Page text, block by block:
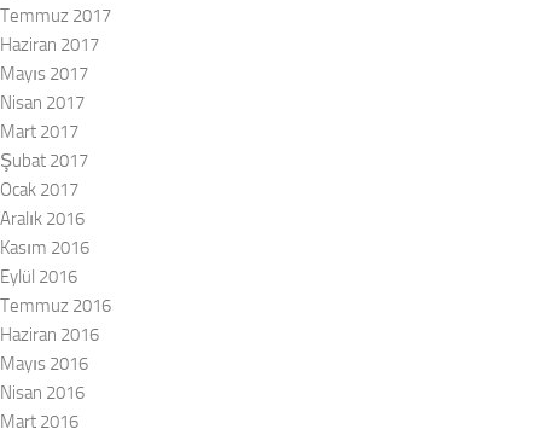
Temmuz 2017
Haziran 2017
Mayıs 2017
Nisan 2017
Mart 2017
Şubat 2017
Ocak 2017
Aralık 2016
Kasım 2016
Eylül 2016
Temmuz 2016
Haziran 2016
Mayıs 2016
Nisan 2016
Mart 2016